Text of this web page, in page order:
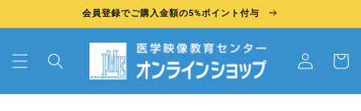
進む
会員登録でご購入金額の5%ポイント付与
新
ー